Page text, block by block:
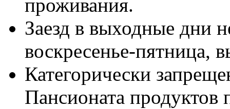
проживания.
Заезд в выходные дни
воскресенье-пятница,
Категорически
Пансионата продуктов